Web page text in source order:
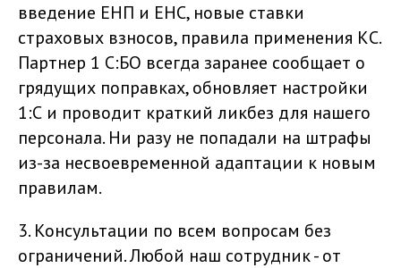
введение ЕНП и ЕНС, новые ставки
страховых взносов, правила применения КС.
Партнер 1 С:БО всегда заранее сообщает о
грядущих поправках, обновляет настройки
1:С и проводит краткий ликбез для нашего
персонала. Ни разу не попадали на штрафы
из-за несвоевременной адаптации к новым
правилам.
3. Консультации по всем вопросам без
ограничений. Любой наш сотрудник - от